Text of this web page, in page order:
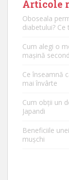
Articole
Oboseala
diabetului?
Cum alegi o
mașină
Ce înseamnă
mai învârte
Cum obții un
Japandi
Beneficiile
mușchi